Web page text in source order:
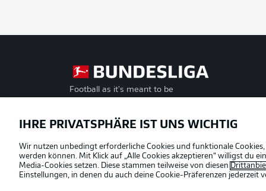
Football as it's meant to be
Offizielle Partner
IHRE PRIVATSPHÄRE IST UNS WICHTIG
Wir nutzen unbedingt erforderliche Cookies und funktionale
werden können. Mit Klick auf „Alle Cookies akzeptieren“ willigst du
Media-Cookies setzen. Diese stammen teilweise von diesen
Einstellungen, in denen du auch deine Cookie-Präferenzen jederzeit